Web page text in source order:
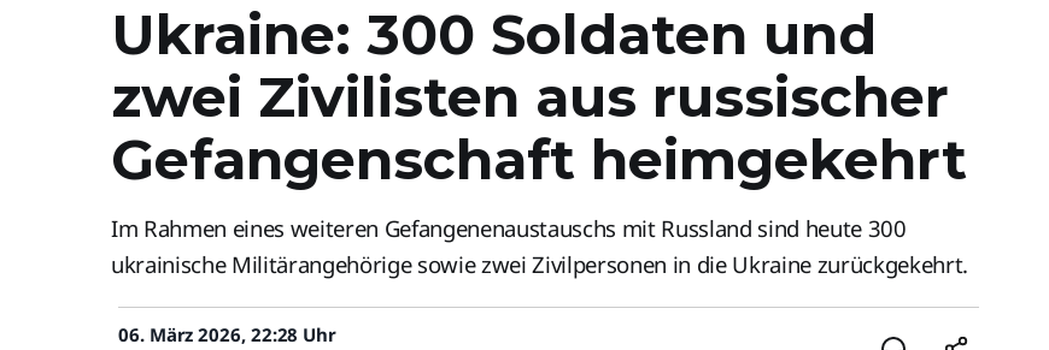
Ukraine: 300 Soldaten und
zwei Zivilisten aus russischer
Gefangenschaft heimgekehrt
Im Rahmen eines weiteren Gefangenenaustauschs mit Russland sind heute 300
ukrainische Militärangehörige sowie zwei Zivilpersonen in die Ukraine zurückgekehrt.
06. März 2026, 22:28 Uhr